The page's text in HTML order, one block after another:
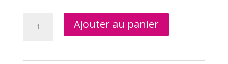
Ajouter au panier